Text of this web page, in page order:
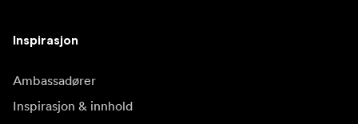
Inspirasjon
Ambassadører
Inspirasjon & innhold